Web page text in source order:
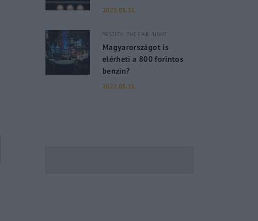
2022.05.31.
PESTITV THE FAIR RIGHT
Magyarországot is
elérheti a 800 forintos
benzin?
2022.05.31.